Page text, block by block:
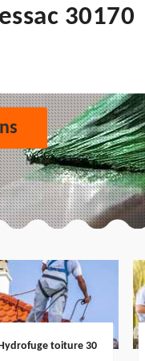
30170
toiture 30